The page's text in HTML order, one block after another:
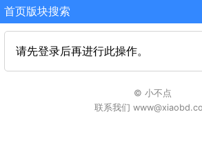
首页版块搜索
请先登录后再进行此操作。
© 小不点
联系我们